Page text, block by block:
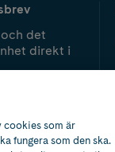
det
direkt i
cookies som är
fungera som den ska.